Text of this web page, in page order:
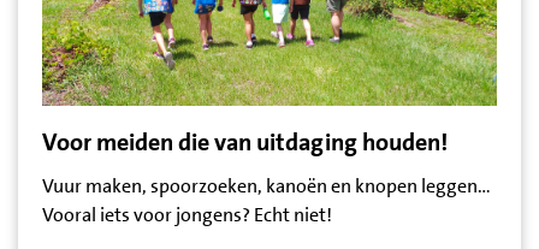
Voor meiden die van uitdaging houden!
Vuur maken, spoorzoeken, kanoën en knopen leggen…
Vooral iets voor jongens? Echt niet!